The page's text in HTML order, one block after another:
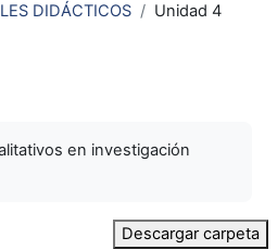
DIDÁCTICOS Unidad 4
en investigación
Descargar carpeta